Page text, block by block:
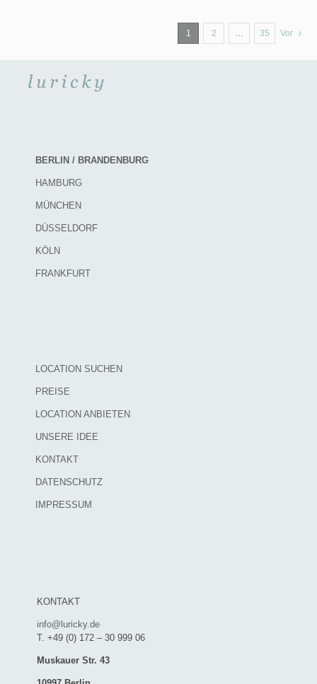
1 2 … 35 Vor
BERLIN / BRANDENBURG
HAMBURG
MÜNCHEN
DÜSSELDORF
KÖLN
FRANKFURT
LOCATION SUCHEN
PREISE
LOCATION ANBIETEN
UNSERE IDEE
KONTAKT
DATENSCHUTZ
IMPRESSUM
KONTAKT
info@luricky.de
T. +49 (0) 172 – 30 999 06
Muskauer Str. 43